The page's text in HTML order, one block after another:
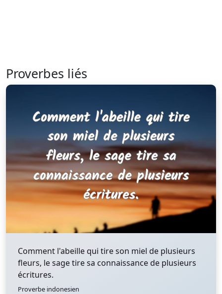
Proverbes liés
Comment l'abeille qui tire son miel de plusieurs
fleurs, le sage tire sa connaissance de plusieurs
écritures.
Proverbe indonesien